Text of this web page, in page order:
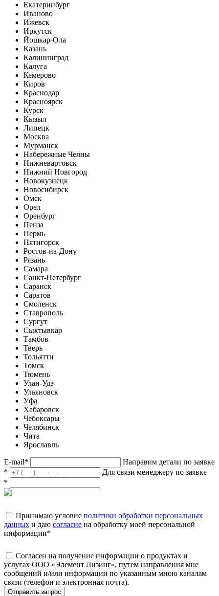
Екатеринбург
Иваново
Ижевск
Иркутск
Йошкар-Ола
Казань
Калининград
Калуга
Кемерово
Киров
Краснодар
Красноярск
Курск
Кызыл
Липецк
Москва
Мурманск
Набережные Челны
Нижневартовск
Нижний Новгород
Новокузнецк
Новосибирск
Омск
Орел
Оренбург
Пенза
Пермь
Пятигорск
Ростов-на-Дону
Рязань
Самара
Санкт-Петербург
Саранск
Саратов
Смоленск
Ставрополь
Сургут
Сыктывкар
Тамбов
Тверь
Тольятти
Томск
Тюмень
Улан-Удэ
Ульяновск
Уфа
Хабаровск
Чебоксары
Челябинск
Чита
Ярославль
E-mail*
Направим детали по заявке
*
Для связи менеджеру по заявке
*
Принимаю условие политики обработки персональных
данных и даю согласие на обработку моей персональной
информации*
Согласен на получение информации о продуктах и
услугах ООО «Элемент Лизинг», путем направления мне
сообщений и/или информации по указанным мною каналам
связи (телефон и электронная почта).
Отправить запрос